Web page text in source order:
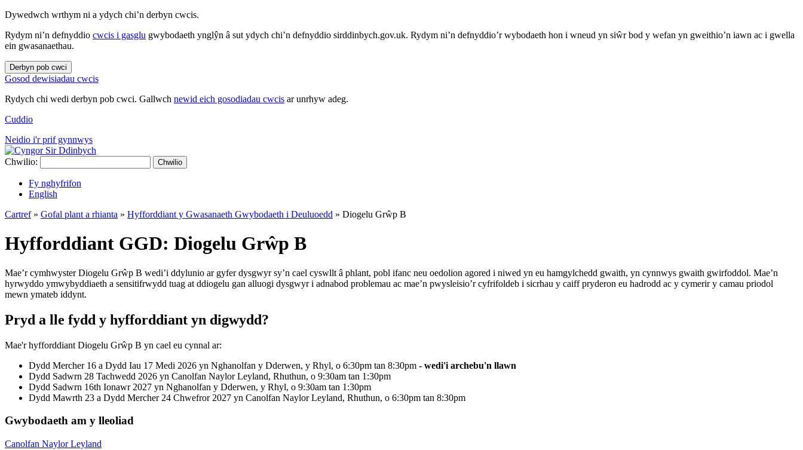
Dywedwch wrthym ni a ydych chi’n derbyn cwcis.
Rydym ni’n defnyddio cwcis i gasglu gwybodaeth ynglŷn â sut ydych chi’n defnyddio sirddinbych.gov.uk. Rydym ni’n defnyddio’r wybodaeth hon i wneud yn siŵr bod y wefan yn gweithio’n iawn ac i gwella
ein gwasanaethau.
Derbyn pob cwci
Gosod dewisiadau cwcis
Rydych chi wedi derbyn pob cwci. Gallwch newid eich gosodiadau cwcis ar unrhyw adeg.
Cuddio
Neidio i'r prif gynnwys
Chwilio: Chwilio
Fy nghyfrifon
English
Cartref» Gofal plant a rhianta » Hyfforddiant y Gwasanaeth Gwybodaeth i Deuluoedd » Diogelu Grŵp B
Hyfforddiant GGD: Diogelu Grŵp B
Mae’r cymhwyster Diogelu Grŵp B wedi’i ddylunio ar gyfer dysgwyr sy’n cael cyswllt â phlant, pobl ifanc neu oedolion agored i niwed yn eu hamgylchedd gwaith, yn cynnwys gwaith gwirfoddol. Mae’n
hyrwyddo ymwybyddiaeth a sensitifrwydd tuag at ddiogelu gan alluogi dysgwyr i adnabod problemau ac mae’n pwysleisio’r cyfrifoldeb i sicrhau y caiff pryderon eu hadrodd ac y cymerir y camau priodol
mewn ymateb iddynt.
Pryd a lle fydd y hyfforddiant yn digwydd?
Mae'r hyfforddiant Diogelu Grŵp B yn cael eu cynnal ar:
Dydd Mercher 16 a Dydd Iau 17 Medi 2026 yn Nghanolfan y Dderwen, y Rhyl, o 6:30pm tan 8:30pm - wedi'i archebu'n llawn
Dydd Sadwrn 28 Tachwedd 2026 yn Canolfan Naylor Leyland, Rhuthun, o 9:30am tan 1:30pm
Dydd Sadwrn 16th Ionawr 2027 yn Nghanolfan y Dderwen, y Rhyl, o 9:30am tan 1:30pm
Dydd Mawrth 23 a Dydd Mercher 24 Chwefror 2027 yn Canolfan Naylor Leyland, Rhuthun, o 6:30pm tan 8:30pm
Gwybodaeth am y lleoliad
Canolfan Naylor Leyland